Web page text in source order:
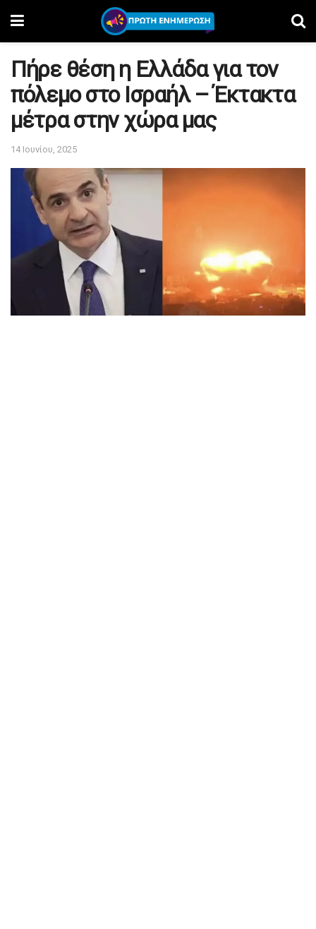
Πήρε θέση η Ελλάδα για τον
πόλεμο στο Ισραήλ – Έκτακτα
μέτρα στην χώρα μας
14 Ιουνίου, 2025